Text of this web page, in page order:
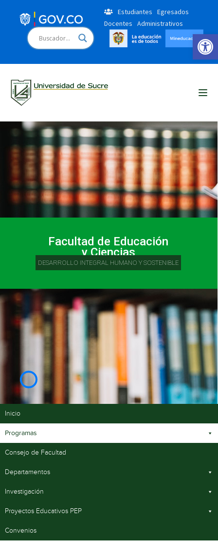
Estudiantes
Egresados
Docentes
Administrativos
DESARROLLO INTEGRAL HUMANO Y SOSTENIBLE
Facultad de Educación
y Ciencias
Inicio
Programas
Consejo de Facultad
Departamentos
Investigación
Proyectos Educativos PEP
Convenios